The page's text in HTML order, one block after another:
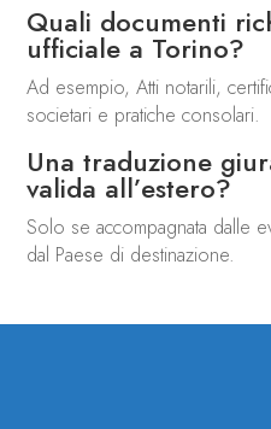
Quali documenti
ufficiale a Torino?
Ad esempio, Atti notarili,
societari e pratiche consolari.
Una traduzione
valida all’estero?
Solo se accompagnata dalle
dal Paese di destinazione.